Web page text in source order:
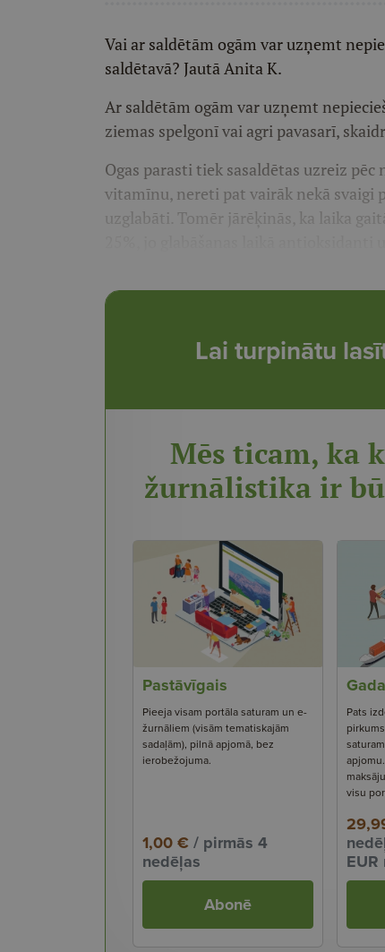
Vai ar saldētām ogām var uzņemt
saldētavā? Jautā Anita K.
Ar saldētām ogām var uzņemt
ziemas spelgonī vai agri pavasarī,
Ogas parasti tiek sasaldētas uzreiz
vitamīnu, nereti pat vairāk nekā svaigi
uzglabāti. Tomēr jārēķinās, ka laika
Lai turpinātu
Mēs ticam, ka
žurnālistika ir
Pastāvīgais
Pieeja visam portāla saturam un e-
žurnāliem (visām tematiskajām
sadaļām), pilnā apjomā, bez
ierobežojuma.
1,00 € / pirmās 4
nedēļas
Abonē
Gada
Pats
visu